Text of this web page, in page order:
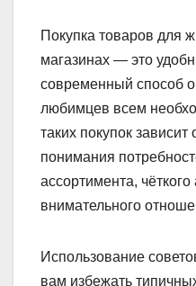
Покупка товаров для
магазинах — это
современный способ
любимцев всем
таких покупок
понимания
ассортимента,
внимательного
Использование
вам избежать